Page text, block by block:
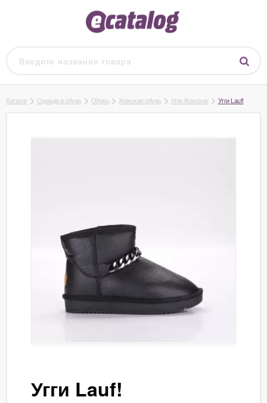
Каталог Одежда и обувь Обувь Женская обувь Угги Женские Угги Lauf!
Угги Lauf!